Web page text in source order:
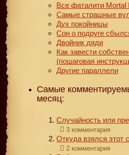
Все фаталити Mortal
Самые страшные
Дух покойницы
Сон о подруге
Двойник дяди
Как завести
(пошаговая
Другие параллели
Самые
месяц:
Случайность или
3 комментария
Откуда взялся этот
2 комментария